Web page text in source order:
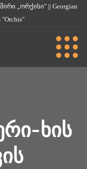
„ორქისი" || Georgian
"Orchis"
ᲮᲘᲡ